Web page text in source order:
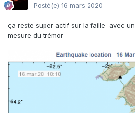
Posté(e) 16 mars 2020
ça reste super actif sur la faille avec
mesure du trémor